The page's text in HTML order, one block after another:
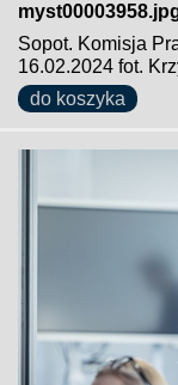
Sopot. Komisja
16.02.2024 fot.
do koszyka